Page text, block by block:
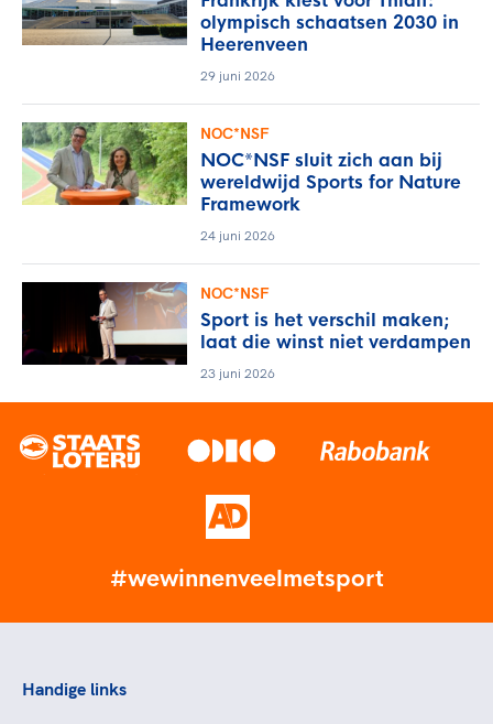
olympisch schaatsen 2030 in
Heerenveen
29 juni 2026
NOC*NSF
NOC*NSF sluit zich aan bij
wereldwijd Sports for Nature
Framework
24 juni 2026
NOC*NSF
Sport is het verschil maken;
laat die winst niet verdampen
23 juni 2026
#wewinnenveelmetsport
Handige links